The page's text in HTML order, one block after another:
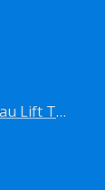
Sertifikasi Side Boom Forklift Dan/Atau Lift Truk KEMNAKER